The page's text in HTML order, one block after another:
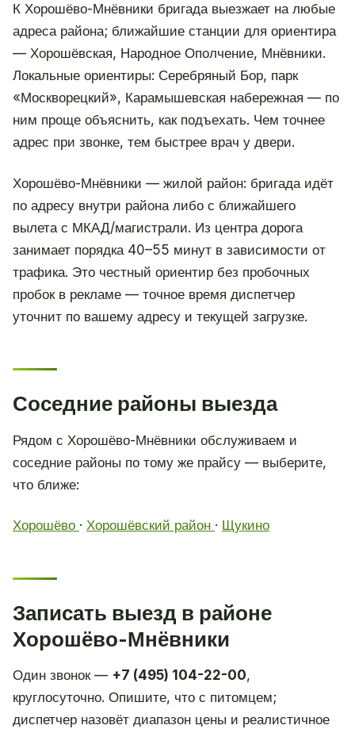
К Хорошёво-Мнёвники бригада выезжает на любые
адреса района; ближайшие станции для ориентира
— Хорошёвская, Народное Ополчение, Мнёвники.
Локальные ориентиры: Серебряный Бор, парк
«Москворецкий», Карамышевская набережная — по
ним проще объяснить, как подъехать. Чем точнее
адрес при звонке, тем быстрее врач у двери.
Хорошёво-Мнёвники — жилой район: бригада идёт
по адресу внутри района либо с ближайшего
вылета с МКАД/магистрали. Из центра дорога
занимает порядка 40–55 минут в зависимости от
трафика. Это честный ориентир без пробочных
пробок в рекламе — точное время диспетчер
уточнит по вашему адресу и текущей загрузке.
Соседние районы выезда
Рядом с Хорошёво-Мнёвники обслуживаем и
соседние районы по тому же прайсу — выберите,
что ближе:
Хорошёво · Хорошёвский район · Щукино
Записать выезд в районе
Хорошёво-Мнёвники
Один звонок — +7 (495) 104-22-00,
круглосуточно. Опишите, что с питомцем;
диспетчер назовёт диапазон цены и реалистичное